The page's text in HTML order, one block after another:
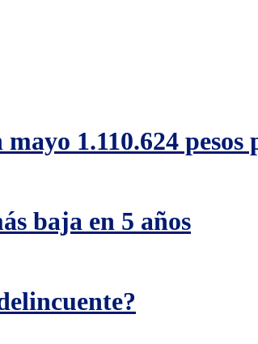
1.110.624 pesos
baja en 5 años